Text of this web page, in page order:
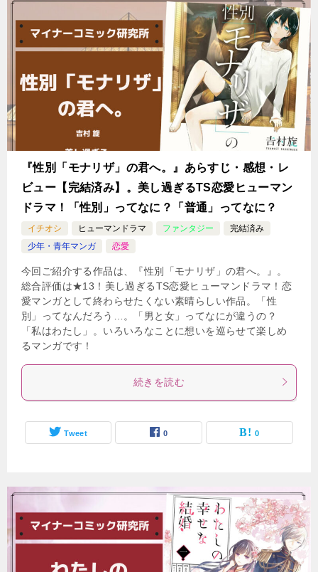
『性別「モナリザ」の君へ。』あらすじ・感想・レ
ビュー【完結済み】。美し過ぎるTS恋愛ヒューマン
ドラマ！「性別」ってなに？「普通」ってなに？
イチオシ ヒューマンドラマ ファンタジー
完結済み
少年・青年マンガ
恋愛
今回ご紹介する作品は、『性別「モナリザ」の君へ。』。
総合評価は★13！美し過ぎるTS恋愛ヒューマンドラマ！恋
愛マンガとして終わらせたくない素晴らしい作品。「性
別」ってなんだろう…。「男と女」ってなにが違うの？
「私はわたし」。いろいろなことに想いを巡らせて楽しめ
るマンガです！
続きを読む
Tweet 0 0